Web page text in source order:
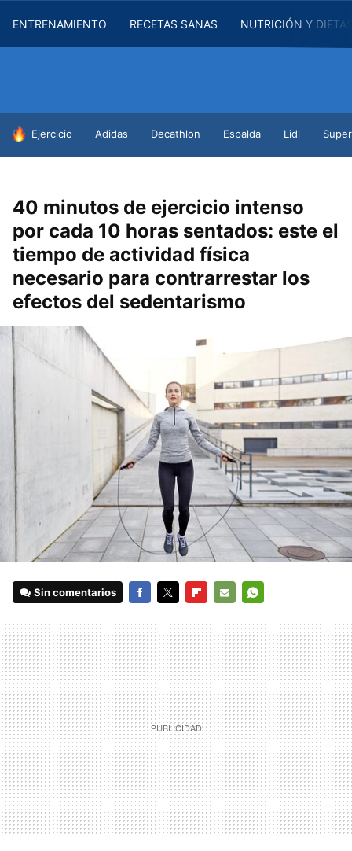
ENTRENAMIENTO RECETAS SANAS NUTRICIÓN Y
HOY SE HABLA DE
Ejercicio Adidas Decathlon Espalda Lidl
40 minutos de ejercicio intenso
por cada 10 horas sentados: este el
tiempo de actividad física
necesario para contrarrestar los
efectos del sedentarismo
Sin comentarios
MAIL